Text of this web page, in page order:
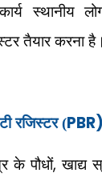
स्थानीय
तैयार करना है।
रजिस्टर (
के पौधों,खाद्य